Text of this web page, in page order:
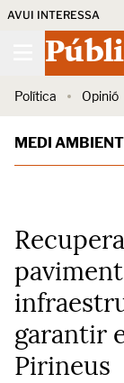
AVUI INTERESSA
Política Opinió
MEDI AMBIENT
garantir
Pirineus